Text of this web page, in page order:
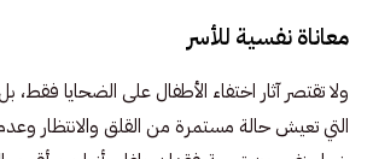
معاناة نفسية للأسر
ولا تقتصر آثار اختفاء الأطفال على الضحايا فقط،
التي تعيش حالة مستمرة من القلق والانتظار